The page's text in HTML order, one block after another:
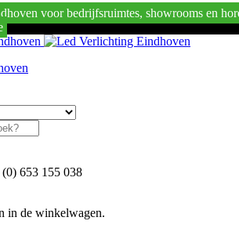
voor bedrijfsruimtes, showrooms en
653 155 038
in de winkelwagen.